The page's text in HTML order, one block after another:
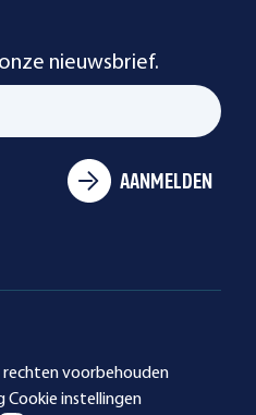
nieuwsbrief.
rechten voorbehouden
Cookie instellingen